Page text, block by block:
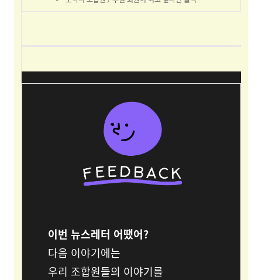
이번 뉴스레터 어땠어?
다음 이야기에는
우리 조합원들의 이야기를